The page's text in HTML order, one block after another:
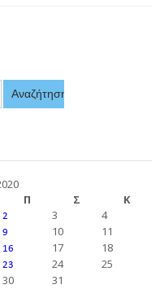
Π Σ Κ
2 3 4
9 10 11
16 17 18
23 24
25
30 31